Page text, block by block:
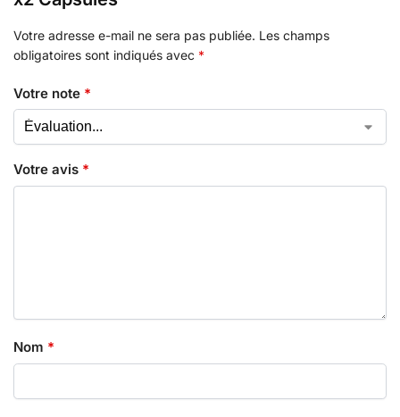
Votre adresse e-mail ne sera pas publiée. Les champs
obligatoires sont indiqués avec *
Votre note *
Votre avis *
Nom *